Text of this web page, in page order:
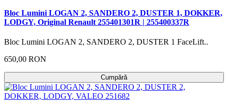
Bloc Lumini LOGAN 2, SANDERO 2, DUSTER 1, DOKKER,
LODGY, Original Renault 255401301R | 255400337R
Bloc Lumini LOGAN 2, SANDERO 2, DUSTER 1 FaceLift..
650,00 RON
Cumpără